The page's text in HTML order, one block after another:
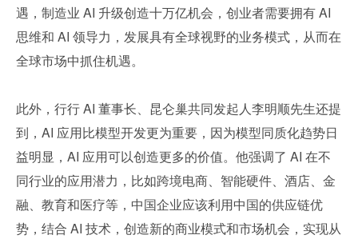
遇，制造业 AI 升级创造十万亿机会，创业者需要拥有 AI
思维和 AI 领导力，发展具有全球视野的业务模式，从而在
全球市场中抓住机遇。
此外，行行 AI 董事长、昆仑巢共同发起人李明顺先生还提
到，AI 应用比模型开发更为重要，因为模型同质化趋势日
益明显，AI 应用可以创造更多的价值。他强调了 AI 在不
同行业的应用潜力，比如跨境电商、智能硬件、酒店、金
融、教育和医疗等，中国企业应该利用中国的供应链优
势，结合 AI 技术，创造新的商业模式和市场机会，实现从